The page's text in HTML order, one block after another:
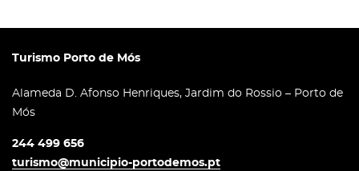
Turismo Porto de Mós
Alameda D. Afonso Henriques, Jardim do Rossio – Porto de
Mós
244 499 656
turismo@municipio-portodemos.pt